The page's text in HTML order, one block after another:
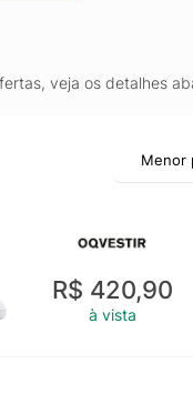
veja os detalhes
R$ 420,90
à vista